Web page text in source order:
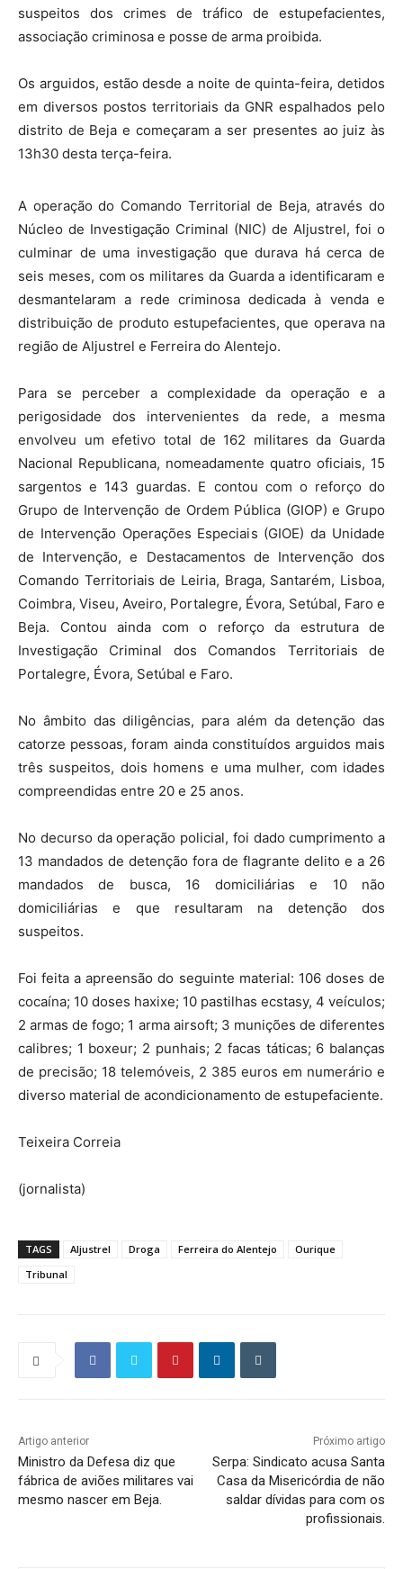
suspeitos dos crimes de tráfico de estupefacientes,
associação criminosa e posse de arma proibida.
Os arguidos, estão desde a noite de quinta-feira, detidos
em diversos postos territoriais da GNR espalhados pelo
distrito de Beja e começaram a ser presentes ao juiz às
13h30 desta terça-feira.
A operação do Comando Territorial de Beja, através do
Núcleo de Investigação Criminal (NIC) de Aljustrel, foi o
culminar de uma investigação que durava há cerca de
seis meses, com os militares da Guarda a identificaram e
desmantelaram a rede criminosa dedicada à venda e
distribuição de produto estupefacientes, que operava na
região de Aljustrel e Ferreira do Alentejo.
Para se perceber a complexidade da operação e a
perigosidade dos intervenientes da rede, a mesma
envolveu um efetivo total de 162 militares da Guarda
Nacional Republicana, nomeadamente quatro oficiais, 15
sargentos e 143 guardas. E contou com o reforço do
Grupo de Intervenção de Ordem Pública (GIOP) e Grupo
de Intervenção Operações Especiais (GIOE) da Unidade
de Intervenção, e Destacamentos de Intervenção dos
Comando Territoriais de Leiria, Braga, Santarém, Lisboa,
Coimbra, Viseu, Aveiro, Portalegre, Évora, Setúbal, Faro e
Beja. Contou ainda com o reforço da estrutura de
Investigação Criminal dos Comandos Territoriais de
Portalegre, Évora, Setúbal e Faro.
No âmbito das diligências, para além da detenção das
catorze pessoas, foram ainda constituídos arguidos mais
três suspeitos, dois homens e uma mulher, com idades
compreendidas entre 20 e 25 anos.
No decurso da operação policial, foi dado cumprimento a
13 mandados de detenção fora de flagrante delito e a 26
mandados de busca, 16 domiciliárias e 10 não
domiciliárias e que resultaram na detenção dos
suspeitos.
Foi feita a apreensão do seguinte material: 106 doses de
cocaína; 10 doses haxixe; 10 pastilhas ecstasy, 4 veículos;
2 armas de fogo; 1 arma airsoft; 3 munições de diferentes
calibres; 1 boxeur; 2 punhais; 2 facas táticas; 6 balanças
de precisão; 18 telemóveis, 2 385 euros em numerário e
diverso material de acondicionamento de estupefaciente.
Teixeira Correia
(jornalista)
TAGS Aljustrel Droga Ferreira do Alentejo
Ourique
Tribunal
Artigo anterior
Ministro da Defesa diz que
fábrica de aviões militares vai
mesmo nascer em Beja.
Próximo artigo
Serpa: Sindicato acusa Santa
Casa da Misericórdia de não
saldar dívidas para com os
profissionais.